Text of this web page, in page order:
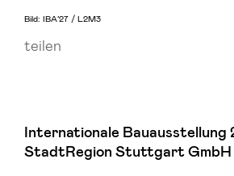
Bild: IBA’27 / L2M3
teilen
Internationale Bauausstellung
StadtRegion Stuttgart GmbH